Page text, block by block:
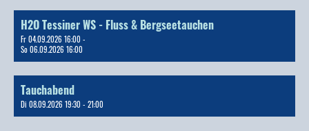
H2O Tessiner WS - Fluss & Bergseetauchen
Fr 04.09.2026 16:00 -
So 06.09.2026 16:00
Tauchabend
Di 08.09.2026 19:30 - 21:00